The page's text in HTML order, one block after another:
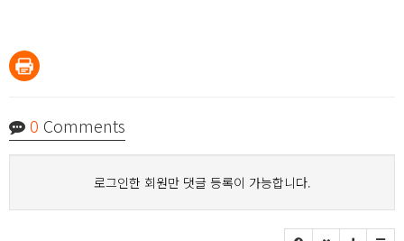
0 Comments
로그인한 회원만 댓글 등록이 가능합니다.